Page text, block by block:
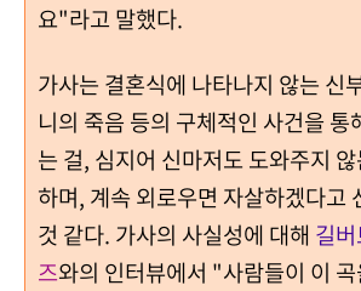
요"라고 말했다.
가사는 결혼식에 나타나지 않는 신
니의 죽음 등의 구체적인 사건을 통
는 걸, 심지어 신마저도 도와주지
하며, 계속 외로우면 자살하겠다고
것 같다. 가사의 사실성에 대해 길
즈와의 인터뷰에서 "사람들이 이